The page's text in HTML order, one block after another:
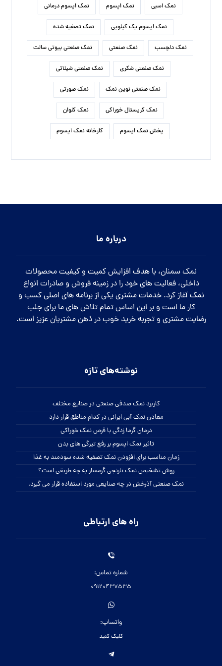
نمک اسبی نمک اپسوم نمک اپسوم درمانی
نمک اپسوم یک کیلویی نمک تصفیه شده
نمک دلچسب نمک صنعتی نمک صنعتی بیوتی سالت
نمک صنعتی شکری نمک صنعتی شیلاتی
نمک صنعتی نوین نمک نمک صورتی
نمک کریستال خوراکی نمک کلوان
پخش نمک اپسوم کارخانه نمک اپسوم
درباره ما
نمک سمنان، با هدف افزایش کمیت و کیفیت محصولات
داخلی، فعالیت های خود را در زمینه فروش و صادرات انواع
نمک آغاز کرد. خدمات مشتری یکی از برنامه های اصلی کسب و
کار ما است و بر این اساس تمام تلاش های ما برای جلب
رضایت مشتری و تجربه خرید خوب در ذهن مشتریان عزیز است.
نوشته‌های تازه
کاربرد نمک صدفی صنعتی در صنایع مختلف
معادن نمک آبی ایرانی در کدام مناطق قرار دارد
درمان گرما زدگی با قرص نمک خوراکی
تاثیر نمک اپسوم بر رفع تیرگی های بدن
زمان مناسب برای افزودن نمک تصفیه شده سودمند به غذا
روش تشخیص نمک نارنجی گرمسار به چه طریقی است؟
نمک صنعتی آذرخش در چه صنایعی مورد استفاده قرار می گیرد.
راه های ارتباطی
شماره تماس:
09120437535
واتساپ:
کلیک کنید